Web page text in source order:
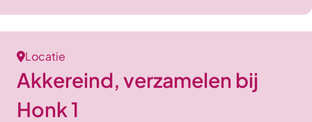
Locatie
Akkereind, verzamelen bij
Honk 1